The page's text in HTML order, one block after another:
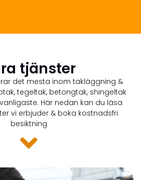
tjänster
det mesta inom takläggning &
tegeltak, betongtak, shingeltak
Här nedan kan du läsa
vi erbjuder & boka kostnadsfri
besiktning